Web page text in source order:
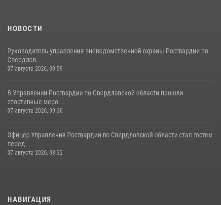
НОВОСТИ
Руководитель управления вневедомственной охраны Росгвардии по
Свердлов...
07 августа 2026, 09:59
В Управлении Росгвардии по Свердловской области прошли
спортивные меро...
07 августа 2026, 09:30
Офицер Управления Росгвардии по Свердловской области стал гостем
перед...
07 августа 2026, 03:32
НАВИГАЦИЯ